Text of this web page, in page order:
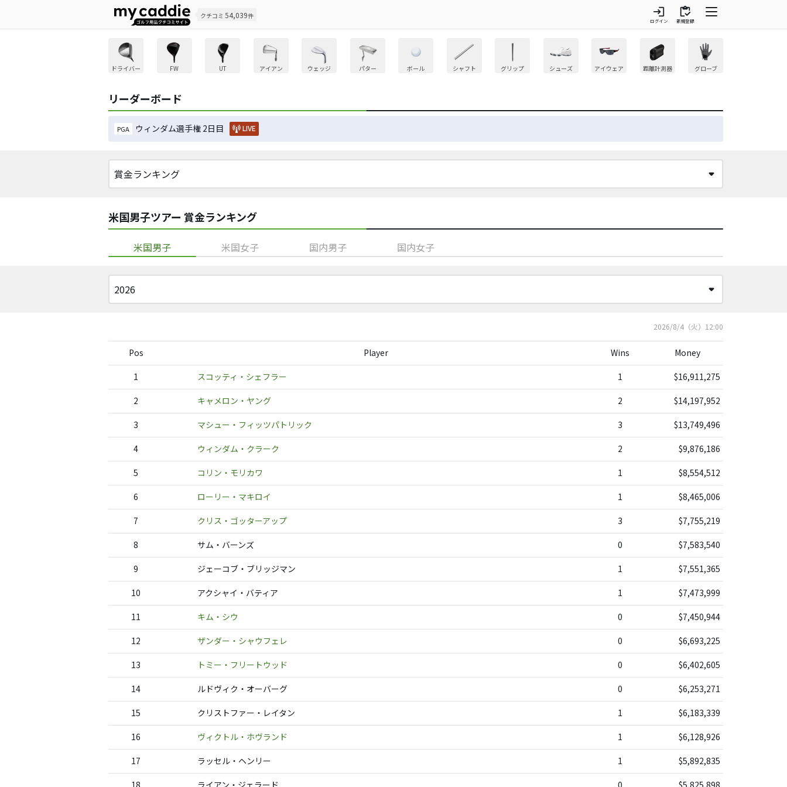
クチコミ 54,039件 login
ログイン
inventory
新規登録
ドライバー FW UT アイアン ウェッジ パター ボール シャフト グリップ シューズ アイウェア 距離計測器 グローブ
リーダーボード
PGA ウィンダム選手権 2日目 LIVE
米国男子ツアー 賞金ランキング
米国男子 米国女子 国内男子 国内女子
2026/8/4（火）12:00
Pos Player Wins Money
1 スコッティ・シェフラー 1 $16,911,275
2 キャメロン・ヤング 2 $14,197,952
3 マシュー・フィッツパトリック 3 $13,749,496
4 ウィンダム・クラーク 2 $9,876,186
5 コリン・モリカワ 1 $8,554,512
6 ローリー・マキロイ 1 $8,465,006
7 クリス・ゴッターアップ 3 $7,755,219
8 サム・バーンズ 0 $7,583,540
9 ジェーコブ・ブリッジマン 1 $7,551,365
10 アクシャイ・バティア 1 $7,473,999
11 キム・シウ 0 $7,450,944
12 ザンダー・シャウフェレ 0 $6,693,225
13 トミー・フリートウッド 0 $6,402,605
14 ルドヴィク・オーバーグ 0 $6,253,271
15 クリストファー・レイタン 1 $6,183,339
16 ヴィクトル・ホヴランド 1 $6,128,926
17 ラッセル・ヘンリー 1 $5,892,835
18 ライアン・ジェラード 0 $5,825,898